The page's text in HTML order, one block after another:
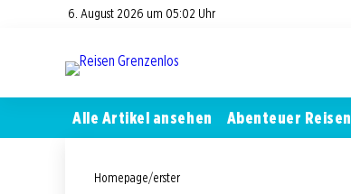
6. August 2026 um 05:02 Uhr
Alle Artikel ansehen Abenteuer Reisen
Homepage/erster